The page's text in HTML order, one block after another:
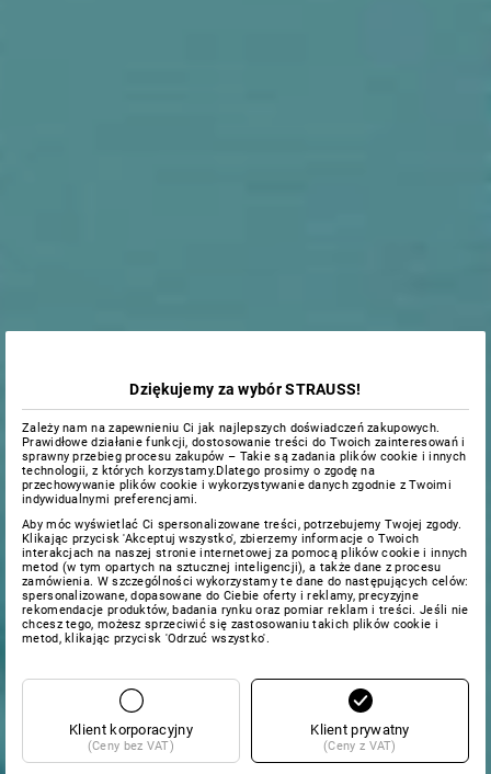
Dziękujemy za wybór STRAUSS!
Zależy nam na zapewnieniu Ci jak najlepszych doświadczeń zakupowych.
Prawidłowe działanie funkcji, dostosowanie treści do Twoich zainteresowań i
sprawny przebieg procesu zakupów – Takie są zadania plików cookie i innych
technologii, z których korzystamy.Dlatego prosimy o zgodę na
przechowywanie plików cookie i wykorzystywanie danych zgodnie z Twoimi
indywidualnymi preferencjami.
Aby móc wyświetlać Ci spersonalizowane treści, potrzebujemy Twojej zgody.
Klikając przycisk 'Akceptuj wszystko', zbierzemy informacje o Twoich
interakcjach na naszej stronie internetowej za pomocą plików cookie i innych
metod (w tym opartych na sztucznej inteligencji), a także dane z procesu
zamówienia. W szczególności wykorzystamy te dane do następujących celów:
spersonalizowane, dopasowane do Ciebie oferty i reklamy, precyzyjne
rekomendacje produktów, badania rynku oraz pomiar reklam i treści. Jeśli nie
chcesz tego, możesz sprzeciwić się zastosowaniu takich plików cookie i
metod, klikając przycisk 'Odrzuć wszystko'.
Klient korporacyjny
(Ceny bez VAT)
Klient prywatny
(Ceny z VAT)